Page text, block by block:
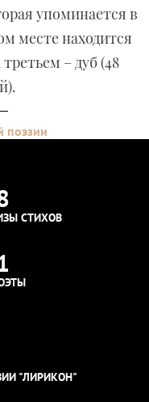
упоминается в
месте находится
– дуб (48
поэзии
СТИХОВ
"ЛИРИКОН"